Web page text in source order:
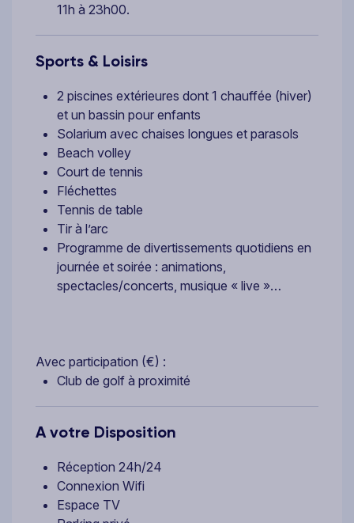
11h à 23h00.
Sports & Loisirs
2 piscines extérieures dont 1 chauffée (hiver)
et un bassin pour enfants
Solarium avec chaises longues et parasols
Beach volley
Court de tennis
Fléchettes
Tennis de table
Tir à l’arc
Programme de divertissements quotidiens en
journée et soirée : animations,
spectacles/concerts, musique « live »…
Avec participation (€) :
Club de golf à proximité
A votre Disposition
Réception 24h/24
Connexion Wifi
Espace TV